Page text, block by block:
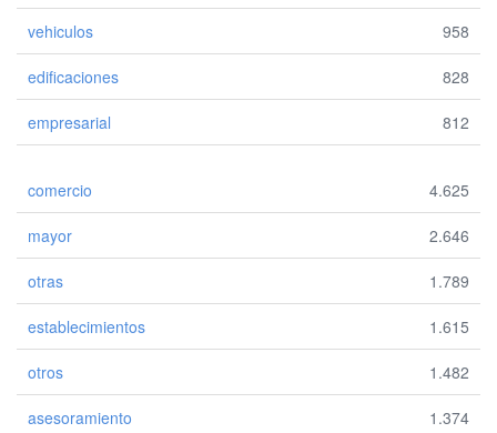
vehiculos 958
edificaciones 828
empresarial 812
comercio 4.625
mayor 2.646
otras 1.789
establecimientos 1.615
otros 1.482
asesoramiento 1.374